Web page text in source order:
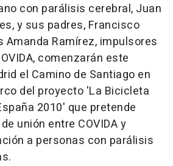
con parálisis cerebral, Juan
y sus padres, Francisco
Amanda Ramírez, impulsores
comenzarán este
el Camino de Santiago en
del proyecto 'La Bicicleta
2010' que pretende
unión entre COVIDA y
a personas con parálisis